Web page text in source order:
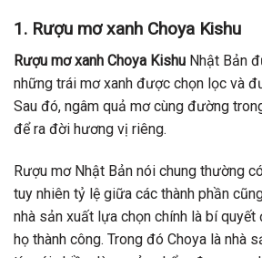
1. Rượu mơ xanh Choya Kishu
Rượu mơ xanh Choya Kishu Nhật Bản
những trái mơ xanh được chọn lọc và
Sau đó, ngâm quả mơ cùng đường
để ra đời hương vị riêng.
Rượu mơ Nhật Bản nói chung thường
tuy nhiên tỷ lệ giữa các thành phần
nhà sản xuất lựa chọn chính là bí quyết
họ thành công. Trong đó Choya là nhà